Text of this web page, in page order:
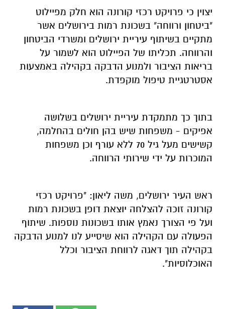
יצוין כי פרויקט רכזי קורונה הוא חלק מפיילוט
"ביטחון ורווחה" בשכונת רמות בירושלים אשר
מתקיים בשיתוף עיריית ירושלים ומשרדי הביטחון
והרווחה. תכליתו של הפיילוט הוא לשמור על
בריאות הציבור ולמנוע הדבקה בקהילה באמצעות
אסטרטגיית טיפול מוקפדת.
בתוך כך מתמקדת עיריית ירושלים בשלושה
אפיקים - משפחות שיש בהן חולים בהחלמה,
קשישים מעל גיל 70 ללא עורף וכן משפחות
המוכרות על ידי שירותי הרווחה.
ראש העיר ירושלים, משה ליאון: "פרויקט רכזי
קורונה זוכה להצלחה יוצאת דופן בשכונת רמות
ועל פי הצורך נאמץ אותו בשכונות נוספות. שיתוף
הפעולה עם הקהילה הוא שיסייע לנו למנוע הדבקה
בקהילה תוך דאגה לרווחת הציבור וכלל
האוכלוסיות".